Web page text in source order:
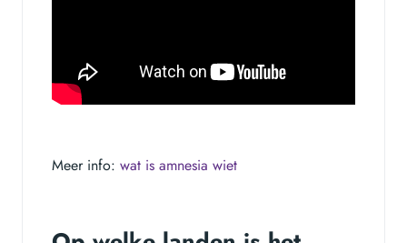
Meer info: wat is amnesia wiet